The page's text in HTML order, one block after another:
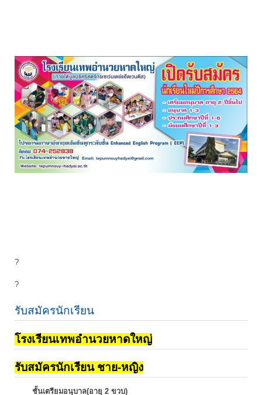
?
?
รับสมัครนักเรียน
โรงเรียนเทพอำนวยหาดใหญ่
รับสมัครนักเรียน ชาย-หญิง
ชั้นเตรียมอนุบาล(อายุ 2 ขวบ)